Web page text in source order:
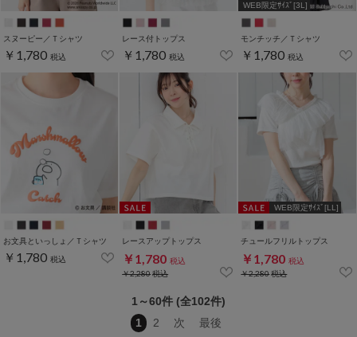
スヌーピー／Ｔシャツ
￥1,780 税込
レース付トップス
￥1,780 税込
WEB限定ｻｲｽﾞ[3L]
モンチッチ／Ｔシャツ
￥1,780 税込
お文具といっしょ／Ｔシャツ
￥1,780 税込
レースアップトップス
￥1,780 税込
￥2,280税込
WEB限定ｻｲｽﾞ[LL]
チュールフリルトップス
￥1,780 税込
￥2,280税込
1～60件 (全102件)
1
2 次 最後